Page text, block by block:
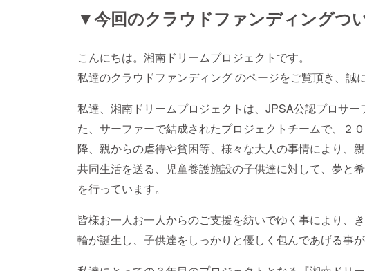
▼今回のクラウドファンディングつ
こんにちは。湘南ドリームプロジェクトです。
私達のクラウドファンディング のページをご覧頂き、誠
私達、湘南ドリームプロジェクトは、JPSA公認プロサ
た、サーファーで結成されたプロジェクトチームで、２
降、親からの虐待や貧困等、様々な大人の事情により、
共同生活を送る、児童養護施設の子供達に対して、夢と
を行っています。
皆様お一人お一人からのご支援を紡いでゆく事により、
輪が誕生し、子供達をしっかりと優しく包んであげる事